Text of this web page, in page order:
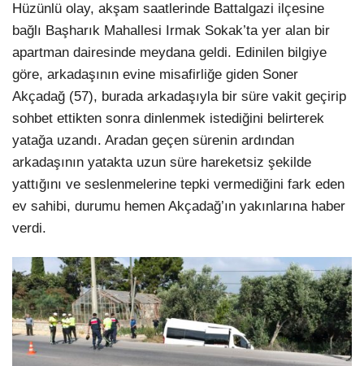
Hüzünlü olay, akşam saatlerinde Battalgazi ilçesine
bağlı Başharık Mahallesi Irmak Sokak’ta yer alan bir
apartman dairesinde meydana geldi. Edinilen bilgiye
göre, arkadaşının evine misafirliğe giden Soner
Akçadağ (57), burada arkadaşıyla bir süre vakit geçirip
sohbet ettikten sonra dinlenmek istediğini belirterek
yatağa uzandı. Aradan geçen sürenin ardından
arkadaşının yatakta uzun süre hareketsiz şekilde
yattığını ve seslenmelerine tepki vermediğini fark eden
ev sahibi, durumu hemen Akçadağ’ın yakınlarına haber
verdi.